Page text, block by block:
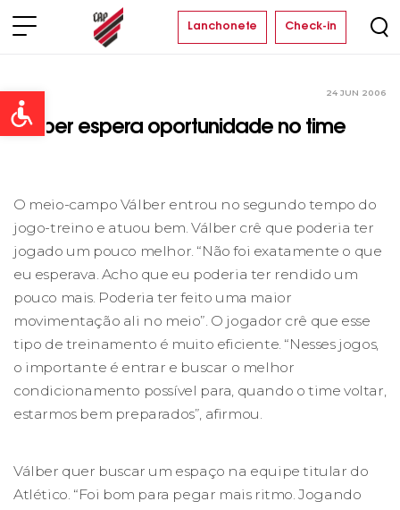
Open toolbar
Lanchonete Check-in
24 JUN 2006
Válber espera oportunidade no time
O meio-campo Válber entrou no segundo tempo do
jogo-treino e atuou bem. Válber crê que poderia ter
jogado um pouco melhor. “Não foi exatamente o que
eu esperava. Acho que eu poderia ter rendido um
pouco mais. Poderia ter feito uma maior
movimentação ali no meio”. O jogador crê que esse
tipo de treinamento é muito eficiente. “Nesses jogos,
o importante é entrar e buscar o melhor
condicionamento possível para, quando o time voltar,
estarmos bem preparados”, afirmou.
Válber quer buscar um espaço na equipe titular do
Atlético. “Foi bom para pegar mais ritmo. Jogando